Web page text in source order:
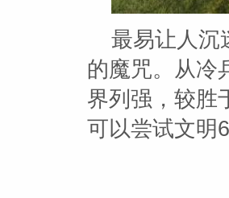
最易让人沉
的魔咒。从冷
界列强，较胜
可以尝试文明